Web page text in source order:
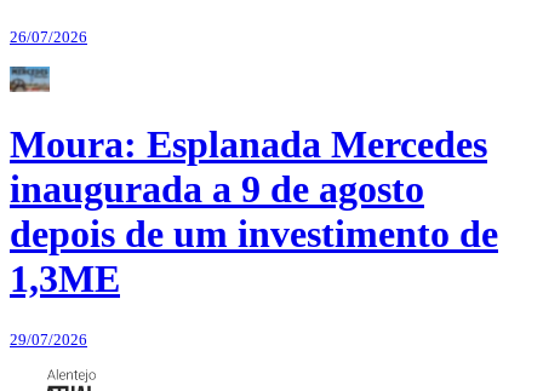
26/07/2026
Moura: Esplanada Mercedes
inaugurada a 9 de agosto
depois de um investimento de
1,3ME
29/07/2026